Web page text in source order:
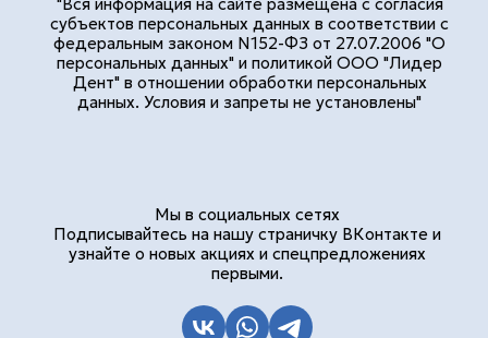
"Вся информация на сайте размещена с согласия
субъектов персональных данных в соответствии с
федеральным законом N152-ФЗ от 27.07.2006 "О
персональных данных" и политикой ООО "Лидер
Дент" в отношении обработки персональных
данных. Условия и запреты не установлены"
Мы в социальных сетях
Подписывайтесь на нашу страничку ВКонтакте и
узнайте о новых акциях и спецпредложениях
первыми.